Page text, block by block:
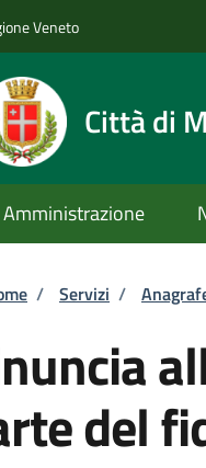
Veneto
Città di
Amministrazione
di
/ Servizi /
del